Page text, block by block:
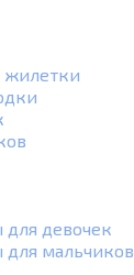
девочек
мальчиков